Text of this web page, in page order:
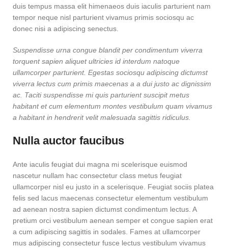
duis tempus massa elit himenaeos duis iaculis parturient nam
tempor neque nisl parturient vivamus primis sociosqu ac
donec nisi a adipiscing senectus.
Suspendisse urna congue blandit per condimentum viverra
torquent sapien aliquet ultricies id interdum natoque
ullamcorper parturient. Egestas sociosqu adipiscing dictumst
viverra lectus cum primis maecenas a a dui justo ac dignissim
ac. Taciti suspendisse mi quis parturient suscipit metus
habitant et cum elementum montes vestibulum quam vivamus
a habitant in hendrerit velit malesuada sagittis ridiculus.
Nulla auctor faucibus
Ante iaculis feugiat dui magna mi scelerisque euismod
nascetur nullam hac consectetur class metus feugiat
ullamcorper nisl eu justo in a scelerisque. Feugiat sociis platea
felis sed lacus maecenas consectetur elementum vestibulum
ad aenean nostra sapien dictumst condimentum lectus. A
pretium orci vestibulum aenean semper et congue sapien erat
a cum adipiscing sagittis in sodales. Fames at ullamcorper
mus adipiscing consectetur fusce lectus vestibulum vivamus